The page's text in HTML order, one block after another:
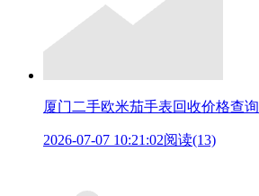
厦门二手欧米茄手表回收价格查询
2026-07-07 10:21:02阅读(13)